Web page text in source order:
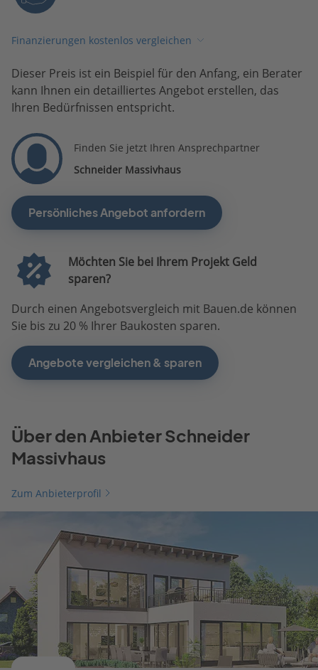
Finanzierungen kostenlos vergleichen
Dieser Preis ist ein Beispiel für den Anfang, ein Berater
kann Ihnen ein detailliertes Angebot erstellen, das
Ihren Bedürfnissen entspricht.
Finden Sie jetzt Ihren Ansprechpartner
Schneider Massivhaus
Persönliches Angebot anfordern
Möchten Sie bei Ihrem Projekt Geld
sparen?
Durch einen Angebotsvergleich mit Bauen.de können
Sie bis zu 20 % Ihrer Baukosten sparen.
Angebote vergleichen & sparen
Über den Anbieter Schneider
Massivhaus
Zum Anbieterprofil